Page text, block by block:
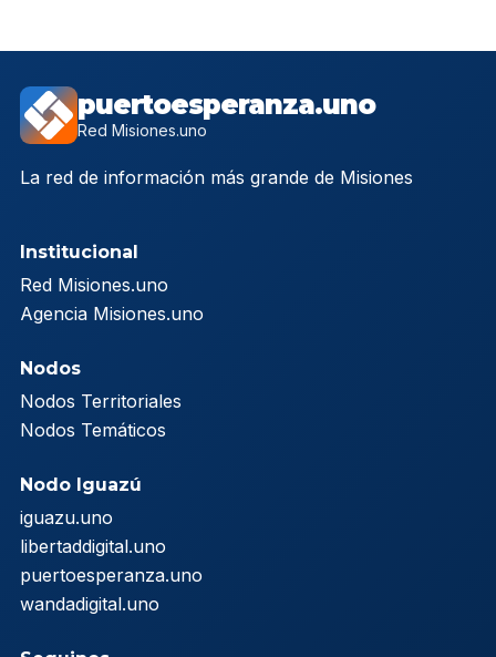
puertoesperanza.uno
Red Misiones.uno
La red de información más grande de Misiones
Institucional
Red Misiones.uno
Agencia Misiones.uno
Nodos
Nodos Territoriales
Nodos Temáticos
Nodo Iguazú
iguazu.uno
libertaddigital.uno
puertoesperanza.uno
wandadigital.uno